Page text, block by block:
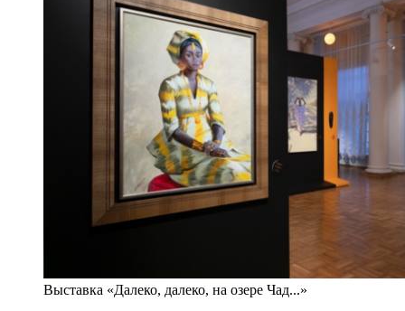
Выставка «Далеко, далеко, на озере Чад...»